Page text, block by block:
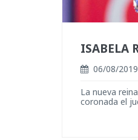
06/08/2019
La nueva
coronada el